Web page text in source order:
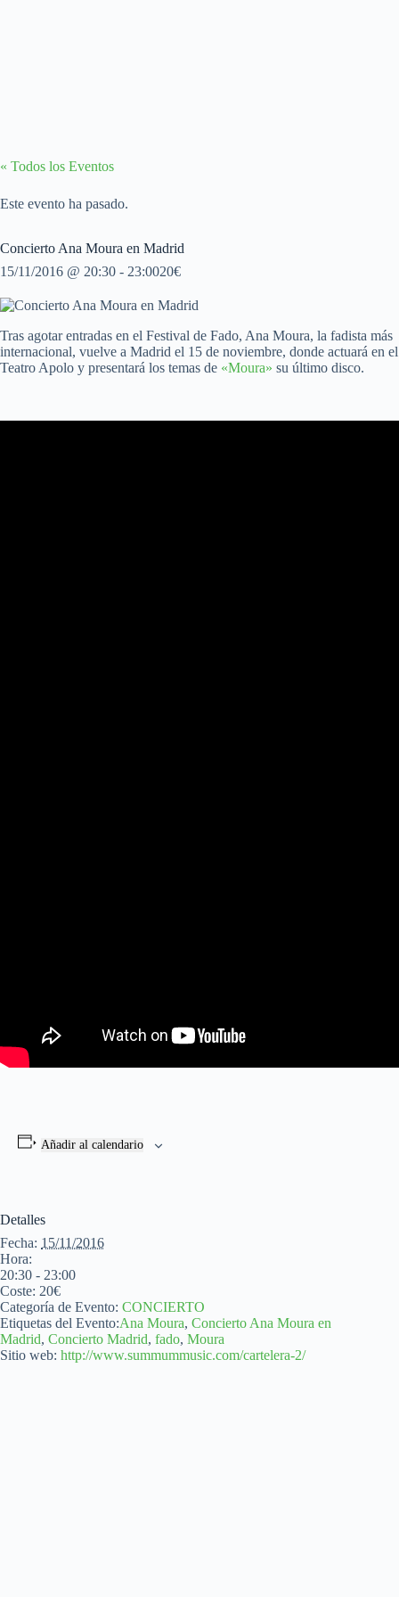
« Todos los Eventos
Este evento ha pasado.
Concierto Ana Moura en Madrid
15/11/2016 @ 20:30 - 23:0020€
Tras agotar entradas en el Festival de Fado, Ana Moura, la fadista más
internacional, vuelve a Madrid el 15 de noviembre, donde actuará en el
Teatro Apolo y presentará los temas de «Moura» su último disco.
Añadir al calendario
Detalles
Fecha: 15/11/2016
Hora:
20:30 - 23:00
Coste: 20€
Categoría de Evento: CONCIERTO
Etiquetas del Evento:Ana Moura, Concierto Ana Moura en
Madrid, Concierto Madrid, fado, Moura
Sitio web: http://www.summummusic.com/cartelera-2/